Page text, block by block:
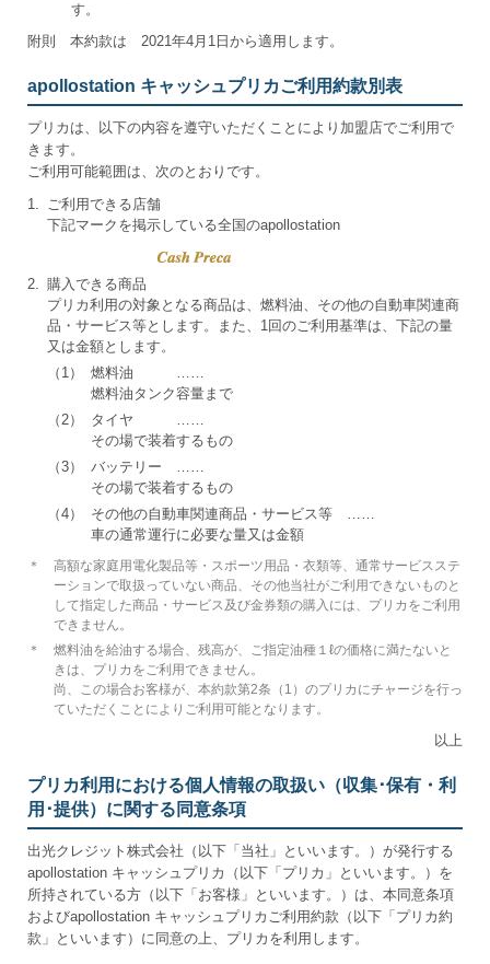
す。
附則 本約款は 2021年4月1日から適用します。
apollostation キャッシュプリカご利用約款別表
プリカは、以下の内容を遵守いただくことにより加盟店でご利用で
きます。
ご利用可能範囲は、次のとおりです。
1. ご利用できる店舗
下記マークを掲示している全国のapollostation
2. 購入できる商品
プリカ利用の対象となる商品は、燃料油、その他の自動車関連商
品・サービス等とします。また、1回のご利用基準は、下記の量
又は金額とします。
（1）
燃料油 ……
燃料油タンク容量まで
（2）
タイヤ ……
その場で装着するもの
（3）
バッテリー ……
その場で装着するもの
（4）
その他の自動車関連商品・サービス等 ……
車の通常運行に必要な量又は金額
＊
高額な家庭用電化製品等・スポーツ用品・衣類等、通常サービスステ
ーションで取扱っていない商品、その他当社がご利用できないものと
して指定した商品・サービス及び金券類の購入には、プリカをご利用
できません。
＊
燃料油を給油する場合、残高が、ご指定油種１ℓの価格に満たないと
きは、プリカをご利用できません。
尚、この場合お客様が、本約款第2条（1）のプリカにチャージを行っ
ていただくことによりご利用可能となります。
以上
プリカ利用における個人情報の取扱い（収集･保有・利
用･提供）に関する同意条項
出光クレジット株式会社（以下「当社」といいます。）が発行する
apollostation キャッシュプリカ（以下「プリカ」といいます。）を
所持されている方（以下「お客様」といいます。）は、本同意条項
およびapollostation キャッシュプリカご利用約款（以下「プリカ約
款」といいます）に同意の上、プリカを利用します。